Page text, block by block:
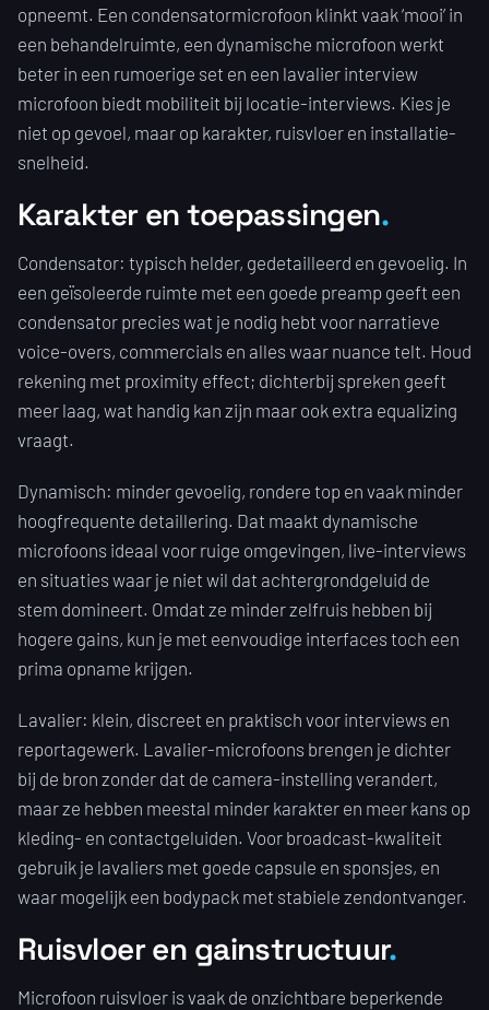
opneemt. Een condensatormicrofoon klinkt vaak ‘mooi’ in
een behandelruimte, een dynamische microfoon werkt
beter in een rumoerige set en een lavalier interview
microfoon biedt mobiliteit bij locatie-interviews. Kies je
niet op gevoel, maar op karakter, ruisvloer en installatie-
snelheid.
Karakter en toepassingen
Condensator: typisch helder, gedetailleerd en gevoelig. In
een geïsoleerde ruimte met een goede preamp geeft een
condensator precies wat je nodig hebt voor narratieve
voice-overs, commercials en alles waar nuance telt. Houd
rekening met proximity effect; dichterbij spreken geeft
meer laag, wat handig kan zijn maar ook extra equalizing
vraagt.
Dynamisch: minder gevoelig, rondere top en vaak minder
hoogfrequente detaillering. Dat maakt dynamische
microfoons ideaal voor ruige omgevingen, live-interviews
en situaties waar je niet wil dat achtergrondgeluid de
stem domineert. Omdat ze minder zelfruis hebben bij
hogere gains, kun je met eenvoudige interfaces toch een
prima opname krijgen.
Lavalier: klein, discreet en praktisch voor interviews en
reportagewerk. Lavalier-microfoons brengen je dichter
bij de bron zonder dat de camera-instelling verandert,
maar ze hebben meestal minder karakter en meer kans op
kleding- en contactgeluiden. Voor broadcast-kwaliteit
gebruik je lavaliers met goede capsule en sponsjes, en
waar mogelijk een bodypack met stabiele zendontvanger.
Ruisvloer en gainstructuur
Microfoon ruisvloer is vaak de onzichtbare beperkende